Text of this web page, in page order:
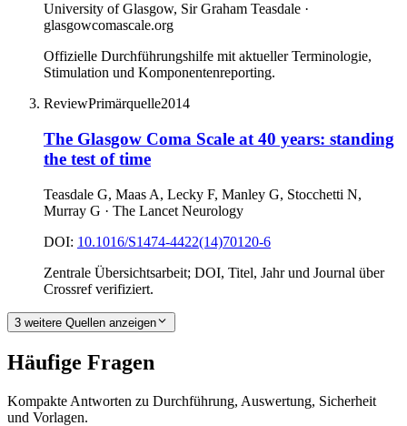
University of Glasgow, Sir Graham Teasdale ·
glasgowcomascale.org
Offizielle Durchführungshilfe mit aktueller Terminologie,
Stimulation und Komponentenreporting.
ReviewPrimärquelle2014
The Glasgow Coma Scale at 40 years: standing
the test of time
Teasdale G, Maas A, Lecky F, Manley G, Stocchetti N,
Murray G · The Lancet Neurology
DOI: 10.1016/S1474-4422(14)70120-6
Zentrale Übersichtsarbeit; DOI, Titel, Jahr und Journal über
Crossref verifiziert.
3 weitere Quellen anzeigen
Häufige Fragen
Kompakte Antworten zu Durchführung, Auswertung, Sicherheit
und Vorlagen.